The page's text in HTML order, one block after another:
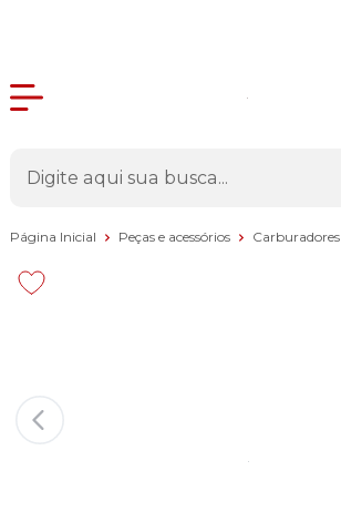
Página Inicial Peças e acessórios Carburadores